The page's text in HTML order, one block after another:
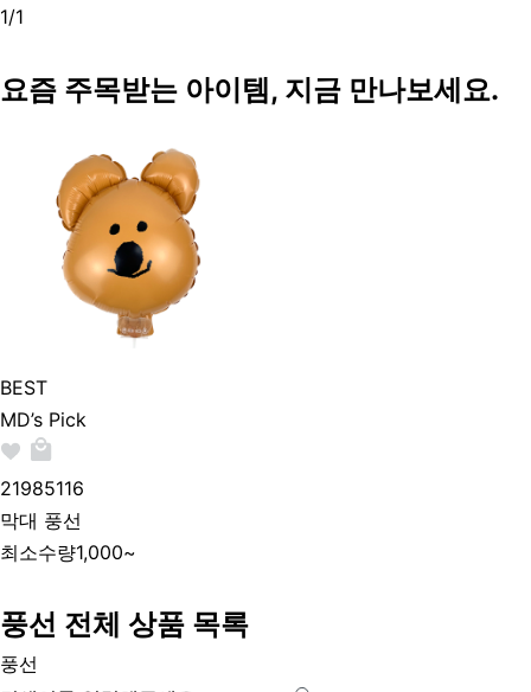
1/1
요즘 주목받는 아이템, 지금 만나보세요.
BEST
MD’s Pick
21985116
막대 풍선
최소수량1,000~
풍선 전체 상품 목록
풍선